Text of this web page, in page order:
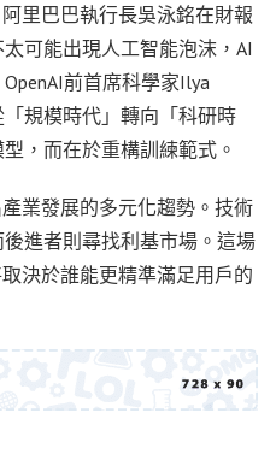
里巴巴執行長吳泳銘在財報
可能出現人工智能泡沫，AI
前首席科學家Ilya
規模時代」轉向「科研時
，而在於重構訓練範式。
業發展的多元化趨勢。技術
進者則尋找利基市場。這場
決於誰能更精準滿足用戶的